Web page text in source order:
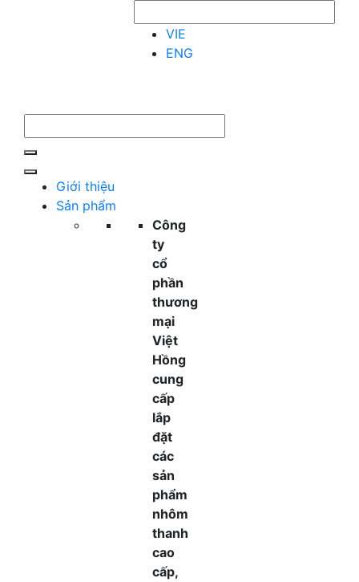
VIE
ENG
Giới thiệu
Sản phẩm
Công
ty
cổ
phần
thương
mại
Việt
Hồng
cung
cấp
lắp
đặt
các
sản
phẩm
nhôm
thanh
cao
cấp,